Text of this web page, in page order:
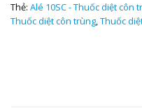
Thẻ: Alé 10SC - Thuốc diệt côn
Thuốc diệt côn trùng,Thuốc